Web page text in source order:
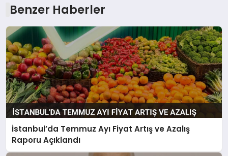
Benzer Haberler
İstanbul’da Temmuz Ayı Fiyat Artış ve Azalış
Raporu Açıklandı